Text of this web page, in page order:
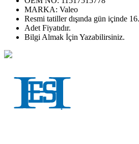
MARKA: Valeo
Resmi tatiller dışında gün içinde
Adet Fiyatıdır.
Bilgi Almak İçin Yazabilirsiniz.